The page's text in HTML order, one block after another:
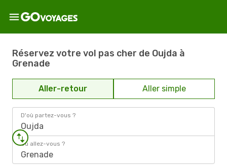
Réservez votre vol pas cher de Oujda à
Grenade
Aller-retour Aller simple
D'où partez-vous ?
Oujda
Où allez-vous ?
Grenade